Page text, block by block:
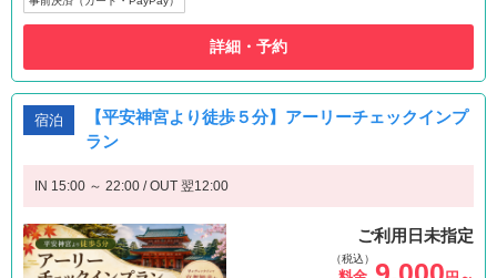
詳細・予約
宿泊
【平安神宮より徒歩５分】アーリーチェックインプ
ラン
IN 15:00 ～ 22:00 / OUT 翌12:00
ご利用日未指定
（税込）